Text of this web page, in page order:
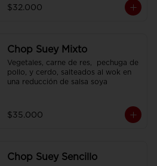
$32.000
Chop Suey Mixto
Vegetales, carne de res,  pechuga de
pollo, y cerdo, salteados al wok en
una reducción de salsa soya
$35.000
Chop Suey Sencillo